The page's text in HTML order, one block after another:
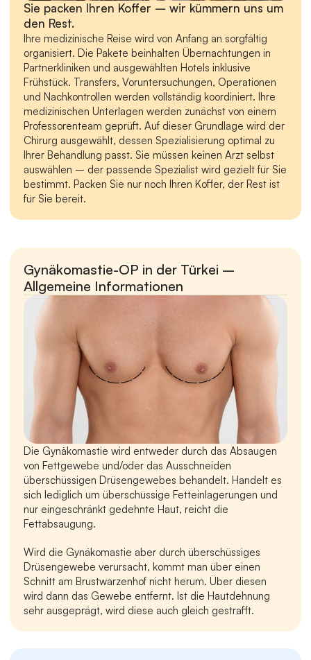
Sie packen Ihren Koffer – wir kümmern uns um
den Rest.
Ihre medizinische Reise wird von Anfang an sorgfältig
organisiert. Die Pakete beinhalten Übernachtungen in
Partnerkliniken und ausgewählten Hotels inklusive
Frühstück. Transfers, Voruntersuchungen, Operationen
und Nachkontrollen werden vollständig koordiniert. Ihre
medizinischen Unterlagen werden zunächst von einem
Professorenteam geprüft. Auf dieser Grundlage wird der
Chirurg ausgewählt, dessen Spezialisierung optimal zu
Ihrer Behandlung passt. Sie müssen keinen Arzt selbst
auswählen – der passende Spezialist wird gezielt für Sie
bestimmt. Packen Sie nur noch Ihren Koffer, der Rest ist
für Sie bereit.
Gynäkomastie-OP in der Türkei –
Allgemeine Informationen
Die Gynäkomastie wird entweder durch das Absaugen
von Fettgewebe und/oder das Ausschneiden
überschüssigen Drüsengewebes behandelt. Handelt es
sich lediglich um überschüssige Fetteinlagerungen und
nur eingeschränkt gedehnte Haut, reicht die
Fettabsaugung.
Wird die Gynäkomastie aber durch überschüssiges
Drüsengewebe verursacht, kommt man über einen
Schnitt am Brustwarzenhof nicht herum. Über diesen
wird dann das Gewebe entfernt. Ist die Hautdehnung
sehr ausgeprägt, wird diese auch gleich gestrafft.